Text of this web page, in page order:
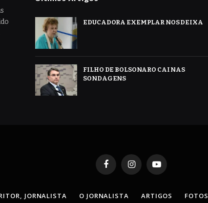
EDUCADORA EXEMPLAR NOS DEIXA
FILHO DE BOLSONARO CAI NAS
SONDAGENS
FacebookInstagramYouTube
JORNALISTA O JORNALISTA ARTIGOS FOTOS